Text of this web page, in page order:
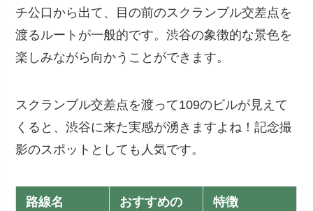
チ公口から出て、目の前のスクランブル交差点を
渡るルートが一般的です。渋谷の象徴的な景色を
楽しみながら向かうことができます。
スクランブル交差点を渡って109のビルが見えて
くると、渋谷に来た実感が湧きますよね！記念撮
影のスポットとしても人気です。
路線名
おすすめの
特徴